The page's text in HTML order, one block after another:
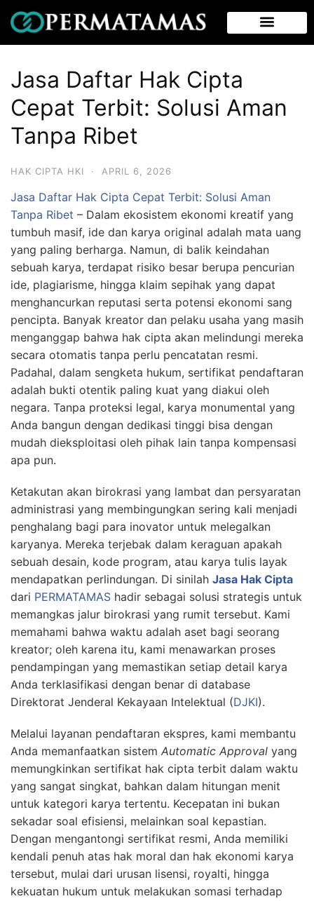
Jasa Daftar Hak Cipta
Cepat Terbit: Solusi Aman
Tanpa Ribet
HAK CIPTA HKI · APRIL 6, 2026
Jasa Daftar Hak Cipta Cepat Terbit: Solusi Aman
Tanpa Ribet – Dalam ekosistem ekonomi kreatif yang
tumbuh masif, ide dan karya original adalah mata uang
yang paling berharga. Namun, di balik keindahan
sebuah karya, terdapat risiko besar berupa pencurian
ide, plagiarisme, hingga klaim sepihak yang dapat
menghancurkan reputasi serta potensi ekonomi sang
pencipta. Banyak kreator dan pelaku usaha yang masih
menganggap bahwa hak cipta akan melindungi mereka
secara otomatis tanpa perlu pencatatan resmi.
Padahal, dalam sengketa hukum, sertifikat pendaftaran
adalah bukti otentik paling kuat yang diakui oleh
negara. Tanpa proteksi legal, karya monumental yang
Anda bangun dengan dedikasi tinggi bisa dengan
mudah dieksploitasi oleh pihak lain tanpa kompensasi
apa pun.
Ketakutan akan birokrasi yang lambat dan persyaratan
administrasi yang membingungkan sering kali menjadi
penghalang bagi para inovator untuk melegalkan
karyanya. Mereka terjebak dalam keraguan apakah
sebuah desain, kode program, atau karya tulis layak
mendapatkan perlindungan. Di sinilah Jasa Hak Cipta
dari PERMATAMAS hadir sebagai solusi strategis untuk
memangkas jalur birokrasi yang rumit tersebut. Kami
memahami bahwa waktu adalah aset bagi seorang
kreator; oleh karena itu, kami menawarkan proses
pendampingan yang memastikan setiap detail karya
Anda terklasifikasi dengan benar di database
Direktorat Jenderal Kekayaan Intelektual (DJKI).
Melalui layanan pendaftaran ekspres, kami membantu
Anda memanfaatkan sistem Automatic Approval yang
memungkinkan sertifikat hak cipta terbit dalam waktu
yang sangat singkat, bahkan dalam hitungan menit
untuk kategori karya tertentu. Kecepatan ini bukan
sekadar soal efisiensi, melainkan soal kepastian.
Dengan mengantongi sertifikat resmi, Anda memiliki
kendali penuh atas hak moral dan hak ekonomi karya
tersebut, mulai dari urusan lisensi, royalti, hingga
kekuatan hukum untuk melakukan somasi terhadap